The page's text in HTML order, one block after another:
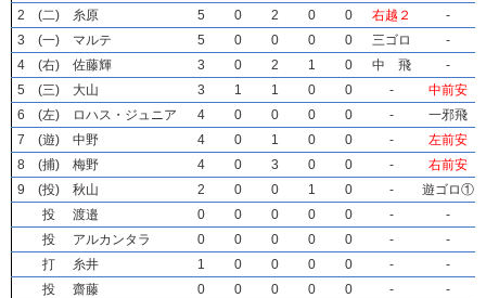
2
(二) 糸原 5 0 2 0 0 右越２ -
3
(一) マルテ 5 0 0 0 0 三ゴロ -
4
(右) 佐藤輝 3 0 2 1 0 中 飛 -
5
(三) 大山 3 1 1 0 0 - 中前安
6
(左) ロハス・ジュニア 4 0 0 0 0 -
一邪飛
7
(遊) 中野 4 0 1 0 0 -
左前安
8
(捕) 梅野 4 0 3 0 0 -
右前安
9
(投) 秋山 2 0 0 1 0 -
遊ゴロ①
投
渡邉 0 0 0 0 0 -
-
投
アルカンタラ 0 0 0 0 0 -
-
打
糸井 1 0 0 0 0 -
-
投
齋藤 0 0 0 0 0 -
-
2
(二) 糸原 5 0 2 0 0 右越２ -
3
(一) マルテ 5 0 0 0 0 三ゴロ -
4
(右) 佐藤輝 3 0 2 1 0 中 飛 -
5
(三) 大山 3 1 1 0 0 - 中前安
6
(左) ロハス・ジュニア 4 0 0 0 0 -
一邪飛
7
(遊) 中野 4 0 1 0 0 -
左前安
8
(捕) 梅野 4 0 3 0 0 -
右前安
9
(投) 秋山 2 0 0 1 0 -
遊ゴロ①
投
渡邉 0 0 0 0 0 -
-
投
アルカンタラ 0 0 0 0 0 -
-
打
糸井 1 0 0 0 0 -
-
投
齋藤 0 0 0 0 0 -
-
2
(二) 糸原 5 0 2 0 0 右越２ -
3
(一) マルテ 5 0 0 0 0 三ゴロ -
4
(右) 佐藤輝 3 0 2 1 0 中 飛 -
5
(三) 大山 3 1 1 0 0 - 中前安
6
(左) ロハス・ジュニア 4 0 0 0 0 -
一邪飛
7
(遊) 中野 4 0 1 0 0 -
左前安
8
(捕) 梅野 4 0 3 0 0 -
右前安
9
(投) 秋山 2 0 0 1 0 -
遊ゴロ①
投
渡邉 0 0 0 0 0 -
-
投
アルカンタラ 0 0 0 0 0 -
-
打
糸井 1 0 0 0 0 -
-
投
齋藤 0 0 0 0 0 -
-
2
(二) 糸原 5 0 2 0 0 右越２ -
3
(一) マルテ 5 0 0 0 0 三ゴロ -
4
(右) 佐藤輝 3 0 2 1 0 中 飛 -
5
(三) 大山 3 1 1 0 0 - 中前安
6
(左) ロハス・ジュニア 4 0 0 0 0 -
一邪飛
7
(遊) 中野 4 0 1 0 0 -
左前安
8
(捕) 梅野 4 0 3 0 0 -
右前安
9
(投) 秋山 2 0 0 1 0 -
遊ゴロ①
投
渡邉 0 0 0 0 0 -
-
投
アルカンタラ 0 0 0 0 0 -
-
打
糸井 1 0 0 0 0 -
-
投
齋藤 0 0 0 0 0 -
-